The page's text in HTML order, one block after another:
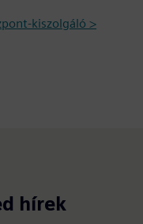
kiszolgáló >
hírek